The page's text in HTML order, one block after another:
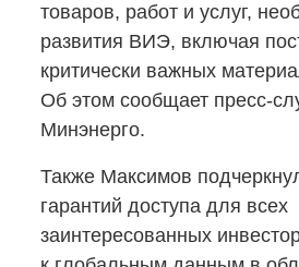
товаров, работ и услуг,
развития ВИЭ, включая
критически важных
Об этом сообщает пресс-
Минэнерго.
Также Максимов
гарантий доступа для всех
заинтересованных